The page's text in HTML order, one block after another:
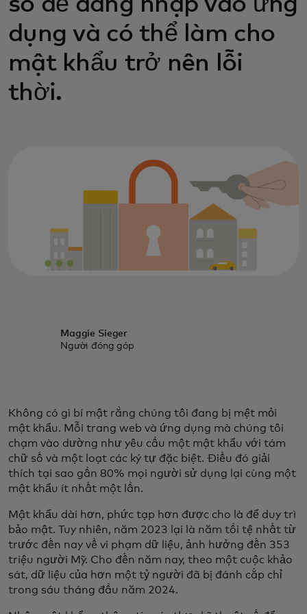
dụng và có thể làm cho
mật khẩu trở nên lỗi
thời.
Maggie Sieger
Người đóng góp
Không có gì bí mật rằng chúng tôi đang bị mệt mỏi
mật khẩu. Mỗi trang web và ứng dụng mà chúng tôi
chạm vào dường như yêu cầu một mật khẩu với tám
chữ số và một loạt các ký tự đặc biệt. Điều đó giải
thích tại sao gần 80% mọi người sử dụng lại cùng một
mật khẩu ít nhất một lần.
Mật khẩu dài hơn, phức tạp hơn được cho là để duy trì
bảo mật. Tuy nhiên, năm 2023 lại là năm tồi tệ nhất từ
trước đến nay về vi phạm dữ liệu, ảnh hưởng đến 353
triệu người Mỹ. Cho đến năm nay, theo một cuộc khảo
sát, dữ liệu của hơn một tỷ người đã bị đánh cắp chỉ
trong sáu tháng đầu năm 2024.